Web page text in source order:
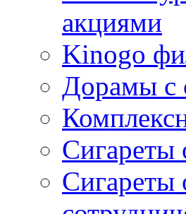
акциями
Kinogo
Дорамы с
Сигареты
Сигареты